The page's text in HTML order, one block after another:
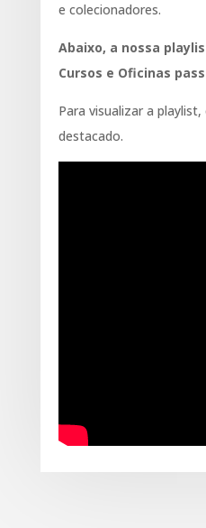
e colecionadores.
Abaixo, a nossa
Cursos e Oficinas
Para visualizar a
destacado.